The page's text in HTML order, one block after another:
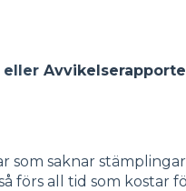
eller
som saknar
förs all tid som kostar